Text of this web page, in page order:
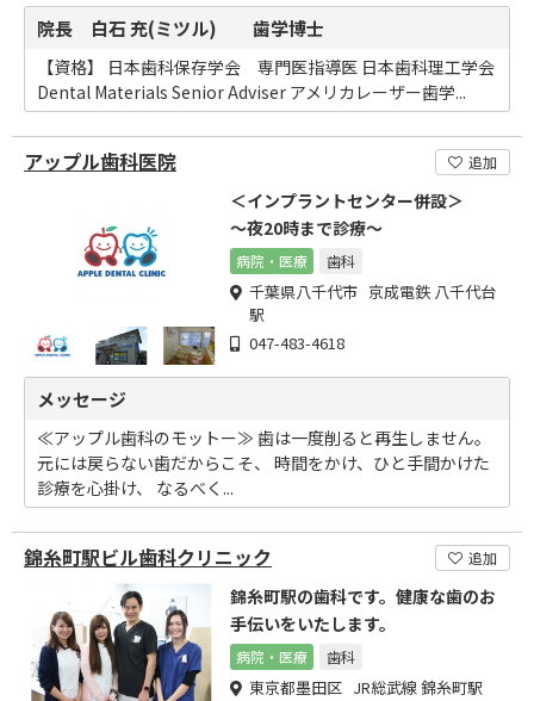
院長 白石 充(ミツル) 歯学博士
【資格】 日本歯科保存学会 専門医指導医 日本歯科理工学会
Dental Materials Senior Adviser アメリカレーザー歯学...
アップル歯科医院 追加
＜インプラントセンター併設＞
～夜20時まで診療～
病院・医療 歯科
千葉県八千代市 京成電鉄 八千代台
駅
047-483-4618
メッセージ
≪アップル歯科のモットー≫ 歯は一度削ると再生しません。
元には戻らない歯だからこそ、 時間をかけ、ひと手間かけた
診療を心掛け、 なるべく...
錦糸町駅ビル歯科クリニック 追加
錦糸町駅の歯科です。健康な歯のお
手伝いをいたします。
病院・医療 歯科
東京都墨田区 JR総武線 錦糸町駅